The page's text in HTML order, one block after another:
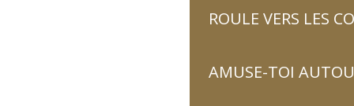
ROULE VERS LES
AMUSE-TOI